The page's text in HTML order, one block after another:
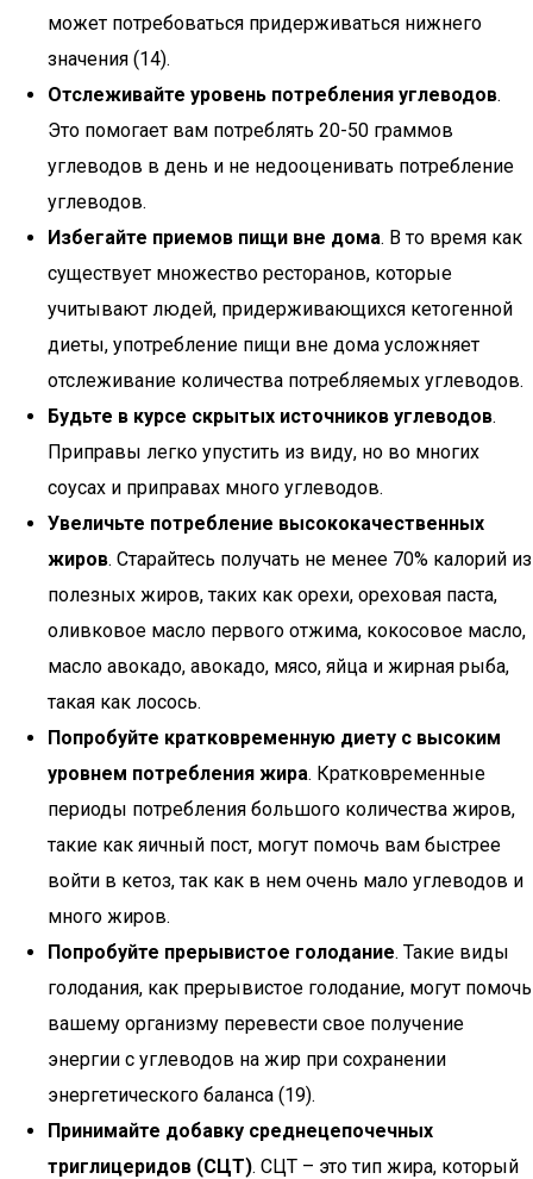
может потребоваться придерживаться нижнего
значения (14).
Отслеживайте уровень потребления углеводов.
Это помогает вам потреблять 20-50 граммов
углеводов в день и не недооценивать потребление
углеводов.
Избегайте приемов пищи вне дома. В то время как
существует множество ресторанов, которые
учитывают людей, придерживающихся кетогенной
диеты, употребление пищи вне дома усложняет
отслеживание количества потребляемых углеводов.
Будьте в курсе скрытых источников углеводов.
Приправы легко упустить из виду, но во многих
соусах и приправах много углеводов.
Увеличьте потребление высококачественных
жиров. Старайтесь получать не менее 70% калорий из
полезных жиров, таких как орехи, ореховая паста,
оливковое масло первого отжима, кокосовое масло,
масло авокадо, авокадо, мясо, яйца и жирная рыба,
такая как лосось.
Попробуйте кратковременную диету с высоким
уровнем потребления жира. Кратковременные
периоды потребления большого количества жиров,
такие как яичный пост, могут помочь вам быстрее
войти в кетоз, так как в нем очень мало углеводов и
много жиров.
Попробуйте прерывистое голодание. Такие виды
голодания, как прерывистое голодание, могут помочь
вашему организму перевести свое получение
энергии с углеводов на жир при сохранении
энергетического баланса (19).
Принимайте добавку среднецепочечных
триглицеридов (СЦТ). СЦТ – это тип жира, который